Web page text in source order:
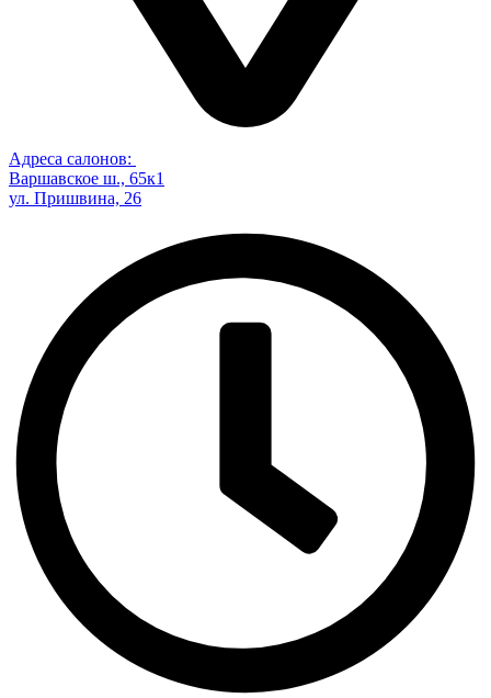
Адреса салонов:
Варшавское ш., 65к1
ул. Пришвина, 26